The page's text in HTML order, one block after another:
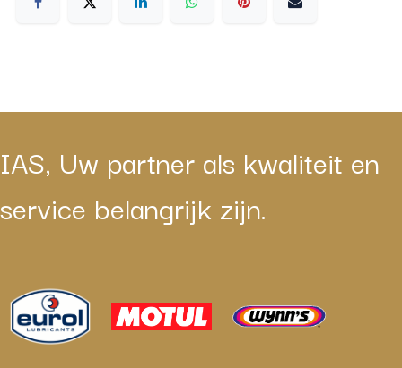
IAS, Uw partner als kwaliteit en
service belangrijk zijn.